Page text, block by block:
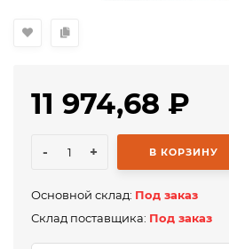
11 974,68 ₽
- + В КОРЗИНУ
Основной склад: Под заказ
Склад поставщика: Под заказ